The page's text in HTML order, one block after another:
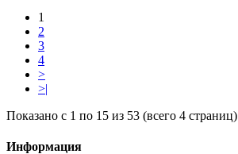
1
2
3
4
>
>|
Показано с 1 по 15 из 53 (всего 4 страниц)
Информация